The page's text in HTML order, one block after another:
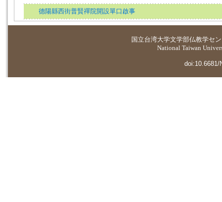
德陽縣西街普賢禪院開設單口啟事
国立台湾大学文学部仏教学セ
National Taiwan
doi:10.6681/